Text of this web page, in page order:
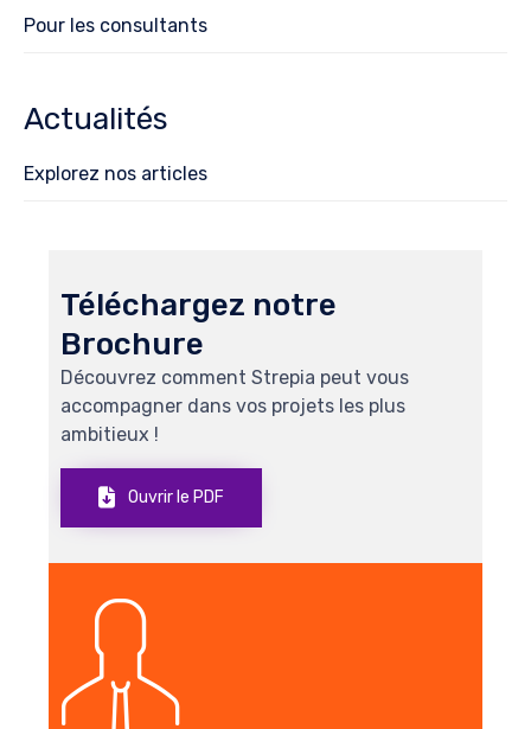
Pour les consultants
Actualités
Explorez nos articles
Téléchargez notre
Brochure
Découvrez comment Strepia peut vous
accompagner dans vos projets les plus
ambitieux !
Ouvrir le PDF